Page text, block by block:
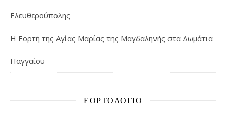
Ελευθερούπολης
H Εορτή της Αγίας Μαρίας της Μαγδαληνής στα Δωμάτια
Παγγαίου
ΕΟΡΤΟΛΌΓΙΟ